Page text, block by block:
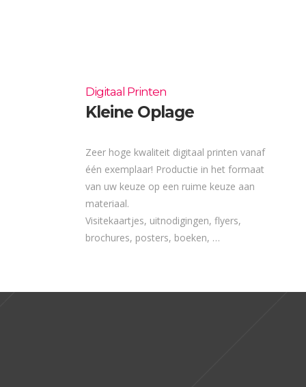
Digitaal Printen
Kleine Oplage
Zeer hoge kwaliteit digitaal printen vanaf
één exemplaar! Productie in het formaat
van uw keuze op een ruime keuze aan
materiaal.
Visitekaartjes, uitnodigingen, flyers,
brochures, posters, boeken, …